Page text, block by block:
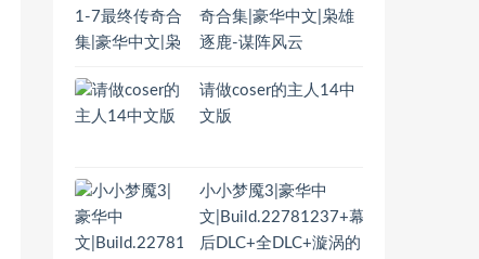
奇合集|豪华中文|枭雄
逐鹿-谋阵风云
请做coser的主人14中
文版
小小梦魇3|豪华中
文|Build.22781237+幕
后DLC+全DLC+漩涡的